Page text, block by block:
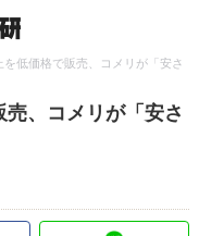
低価格で販売、コメリが「安さ
、コメリが「安さ